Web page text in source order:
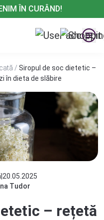
ÎN CURÂND!
/ Siropul de soc dietetic –
în dieta de slăbire
20.05.2025
Tudor
– rețetă